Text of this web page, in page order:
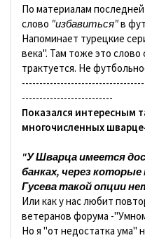
По материалам
слово "избавиться"в
Напоминает турецкие
века". Там тоже это
трактуется. Не
--------------------------
Показался интересным
многочисленных
"У Шварца имеется
банках, через
Гусева такой опции
Или как у нас любит
ветеранов форума -
Но я "от недостатка ума"